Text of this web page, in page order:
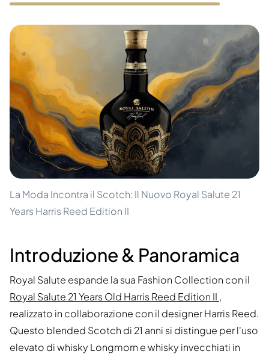
La Moda Incontra il Scotch: Il Nuovo Royal Salute 21
Years Harris Reed Edition II
Introduzione & Panoramica
Royal Salute espande la sua Fashion Collection con il
Royal Salute 21 Years Old Harris Reed Edition II ,
realizzato in collaborazione con il designer Harris Reed.
Questo blended Scotch di 21 anni si distingue per l'uso
elevato di whisky Longmorn e whisky invecchiati in